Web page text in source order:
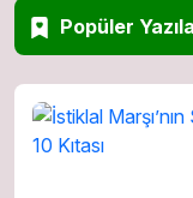
Popüler